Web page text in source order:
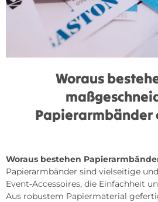
Woraus
Papierarmbänder
Woraus bestehen
Papierarmbänder sind vielseitige
Event‑Accessoires, die Einfachheit
Aus robustem Papiermaterial